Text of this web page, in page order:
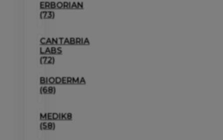
ERBORIAN
(73)
CANTABRIA
LABS
(72)
BIODERMA
(68)
MEDIK8
(58)